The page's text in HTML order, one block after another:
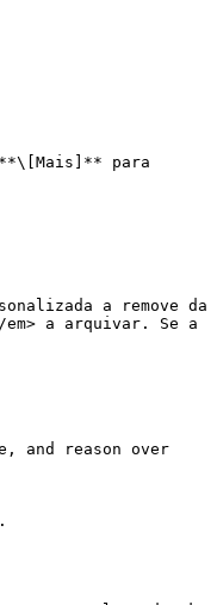
**\[Mais]** para
a arquivar. Se a
and reason over